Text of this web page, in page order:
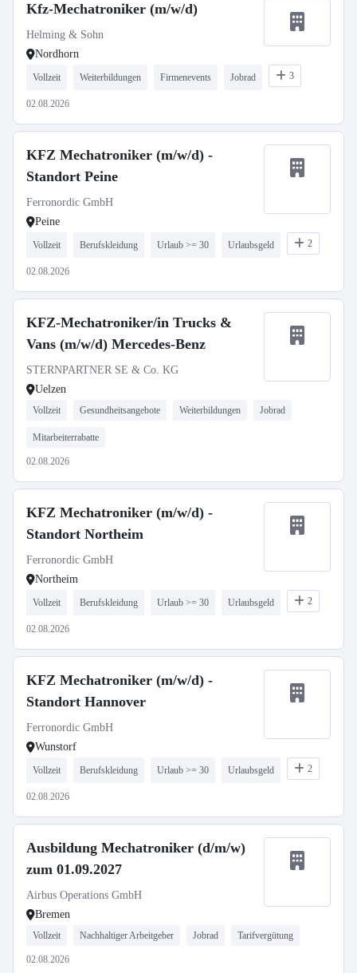
Kfz-Mechatroniker (m/w/d)
Helming & Sohn
Nordhorn
Vollzeit Weiterbildungen Firmenevents Jobrad 3
02.08.2026
KFZ Mechatroniker (m/w/d) -
Standort Peine
Ferronordic GmbH
Peine
Vollzeit Berufskleidung Urlaub >= 30 Urlaubsgeld 2
02.08.2026
KFZ-Mechatroniker/in Trucks &
Vans (m/w/d) Mercedes-Benz
STERNPARTNER SE & Co. KG
Uelzen
Vollzeit Gesundheitsangebote Weiterbildungen Jobrad
Mitarbeiterrabatte
02.08.2026
KFZ Mechatroniker (m/w/d) -
Standort Northeim
Ferronordic GmbH
Northeim
Vollzeit Berufskleidung Urlaub >= 30 Urlaubsgeld 2
02.08.2026
KFZ Mechatroniker (m/w/d) -
Standort Hannover
Ferronordic GmbH
Wunstorf
Vollzeit Berufskleidung Urlaub >= 30 Urlaubsgeld 2
02.08.2026
Ausbildung Mechatroniker (d/m/w)
zum 01.09.2027
Airbus Operations GmbH
Bremen
Vollzeit Nachhaltiger Arbeitgeber Jobrad Tarifvergütung
02.08.2026